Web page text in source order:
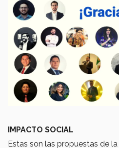
IMPACTO SOCIAL
Estas son las propuestas de la